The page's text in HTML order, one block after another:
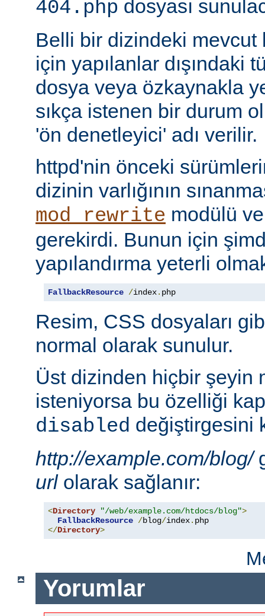
404.php dosyası
Belli bir dizindeki mevcut
için yapılanlar dışındaki
dosya veya özkaynakla
sıkça istenen bir durum
'ön denetleyici' adı verilir.
httpd'nin önceki
dizinin varlığının
mod_rewrite modülü
gerekirdi. Bunun için
yapılandırma yeterli
FallbackResource /index. php
Resim, CSS dosyaları
normal olarak sunulur.
Üst dizinden hiçbir şeyin
isteniyorsa bu özelliği
disabled değiştirgesini
http://example.com/blog/
urlolarak sağlanır:
<Directory "/web/example.com/htdocs/blog">
FallbackResource /blog/index.
</Directory>
Yorumlar